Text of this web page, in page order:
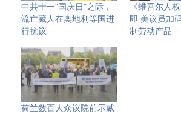
中共十一“国庆日”之际，
流亡藏人在奥地利等国进
行抗议
《维吾尔人
即 美议员加
制劳动产品
荷兰数百人众议院前示威